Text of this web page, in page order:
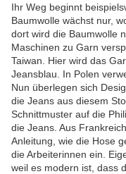
Ihr Weg beginnt
Baumwolle wächst nur,
dort wird die Baumwolle
Maschinen zu Garn
Taiwan. Hier wird das
Jeansblau. In Polen
Nun überlegen sich
die Jeans aus diesem
Schnittmuster auf die
die Jeans. Aus
Anleitung, wie die Hose
die Arbeiterinnen ein.
weil es modern ist, dass